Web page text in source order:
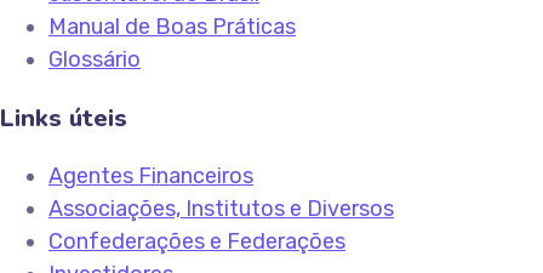
Manual de Boas Práticas
Glossário
Links úteis
Agentes Financeiros
Associações, Institutos e Diversos
Confederações e Federações